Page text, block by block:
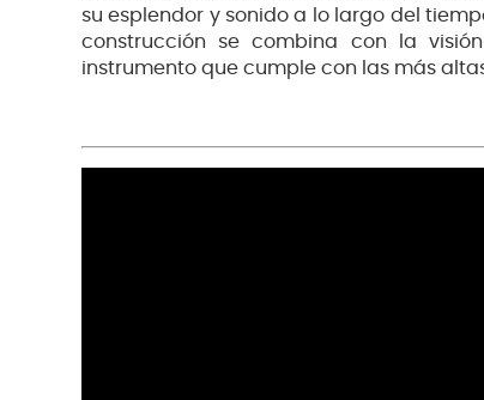
su esplendor y sonido a lo largo del
construcción se combina con la
instrumento que cumple con las más